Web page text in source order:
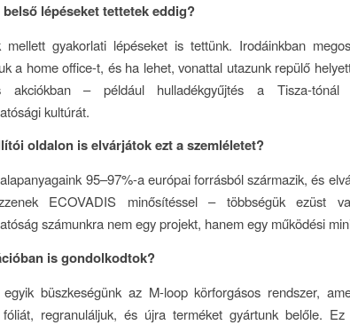
belső lépéseket tettetek eddig?
mellett gyakorlati lépéseket is tettünk. Irodáinkban
a home office-t, és ha lehet, vonattal utazunk repülő
akciókban – például hulladékgyűjtés a Tisza-
kultúrát.
oldalon is elvárjátok ezt a szemléletet?
95–97%-a európai forrásból származik, és
ECOVADIS minősítéssel – többségük ezüst
számunkra nem egy projekt, hanem egy működési
is gondolkodtok?
büszkeségünk az M-loop körforgásos rendszer,
fóliát, regranuláljuk, és újra terméket gyártunk belőle.